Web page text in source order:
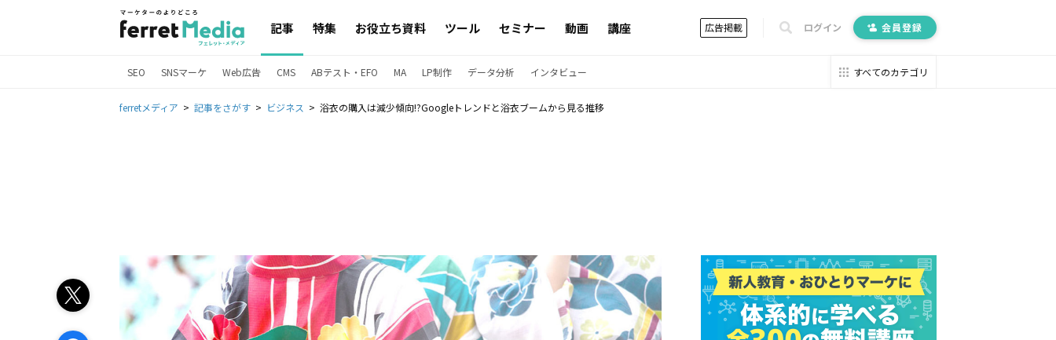
記事 特集 お役立ち資料 ツール セミナー 動画 講座 広告掲載 ログイン 会員登録
SEO SNSマーケ Web広告 CMS ABテスト・EFO MA LP制作 データ分析 インタビュー すべてのカテゴリ
ferretメディア 記事をさがす ビジネス 浴衣の購入は減少傾向!?Googleトレンドと浴衣ブームから見る推移